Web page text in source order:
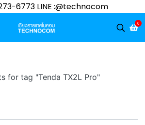
6773 LINE :@technocom
0
for tag "Tenda TX2L Pro"